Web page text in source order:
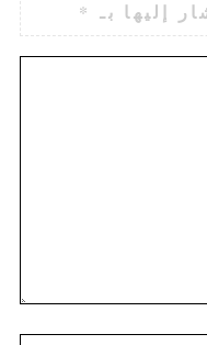
إليها بـ *